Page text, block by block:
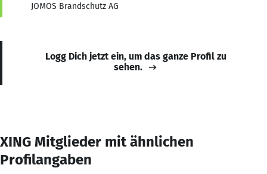
JOMOS Brandschutz AG
Logg Dich jetzt ein, um das ganze Profil zu
sehen.
XING Mitglieder mit ähnlichen
Profilangaben